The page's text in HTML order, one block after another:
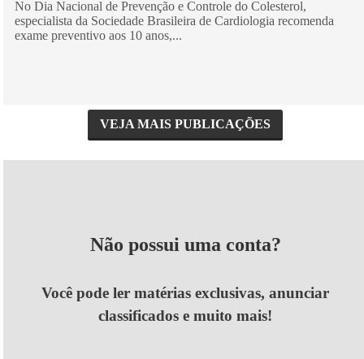
No Dia Nacional de Prevenção e Controle do Colesterol,
especialista da Sociedade Brasileira de Cardiologia recomenda
exame preventivo aos 10 anos,...
VEJA MAIS PUBLICAÇÕES
Não possui uma conta?
Você pode ler matérias exclusivas, anunciar
classificados e muito mais!